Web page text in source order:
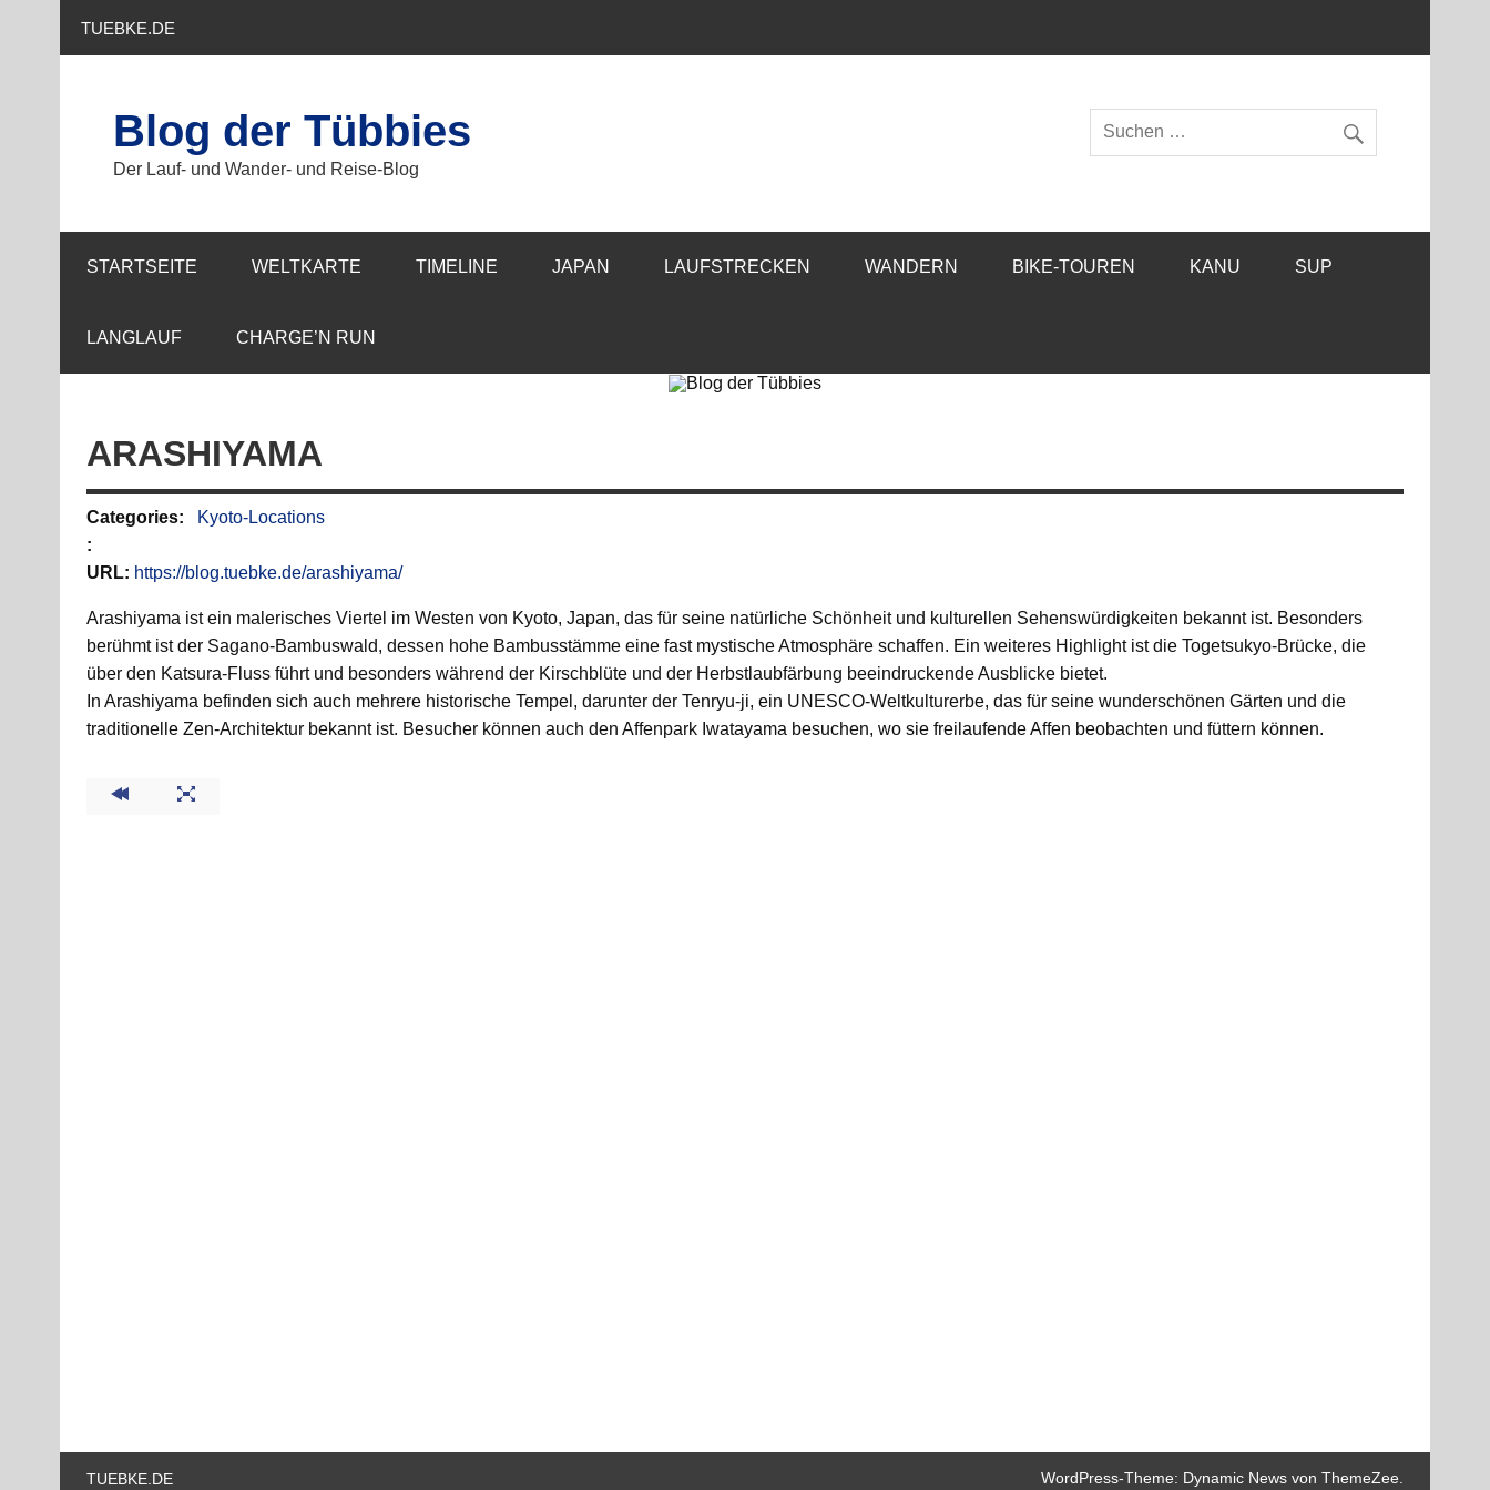
TUEBKE.DE
Blog der Tübbies
Der Lauf- und Wander- und Reise-Blog
STARTSEITE WELTKARTE TIMELINE JAPAN LAUFSTRECKEN WANDERN BIKE-TOUREN KANU SUP
LANGLAUF CHARGE’N RUN
ARASHIYAMA
Categories:
Kyoto-Locations
:
URL: https://blog.tuebke.de/arashiyama/
Arashiyama ist ein malerisches Viertel im Westen von Kyoto, Japan, das für seine natürliche Schönheit und kulturellen Sehenswürdigkeiten bekannt ist. Besonders
berühmt ist der Sagano-Bambuswald, dessen hohe Bambusstämme eine fast mystische Atmosphäre schaffen. Ein weiteres Highlight ist die Togetsukyo-Brücke, die
über den Katsura-Fluss führt und besonders während der Kirschblüte und der Herbstlaubfärbung beeindruckende Ausblicke bietet.
In Arashiyama befinden sich auch mehrere historische Tempel, darunter der Tenryu-ji, ein UNESCO-Weltkulturerbe, das für seine wunderschönen Gärten und die
traditionelle Zen-Architektur bekannt ist. Besucher können auch den Affenpark Iwatayama besuchen, wo sie freilaufende Affen beobachten und füttern können.
TUEBKE.DE WordPress-Theme: Dynamic News von ThemeZee.